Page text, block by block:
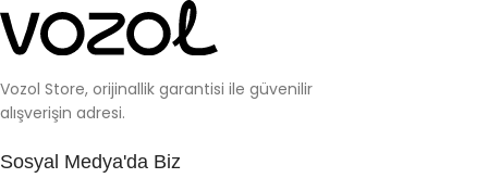
Vozol Store, orijinallik garantisi ile güvenilir
alışverişin adresi.
Sosyal Medya'da Biz